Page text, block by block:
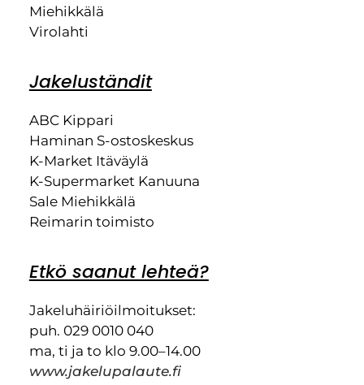
Miehikkälä
Virolahti
Jakeluständit
ABC Kippari
Haminan S-ostoskeskus
K-Market Itäväylä
K-Supermarket Kanuuna
Sale Miehikkälä
Reimarin toimisto
Etkö saanut lehteä?
Jakeluhäiriöilmoitukset:
puh. 029 0010 040
ma, ti ja to klo 9.00–14.00
www.jakelupalaute.fi